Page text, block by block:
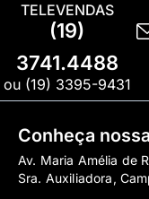
TELEVENDAS
(19)
3741.4488
ou (19) 3395-9431
Conheça
Av. Maria Amélia de
Sra. Auxiliadora,